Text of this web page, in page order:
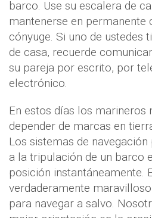
barco. Use su escalera de
mantenerse en permanente
cónyuge. Si uno de ustedes
de casa, recuerde
su pareja por escrito, por
electrónico.
En estos días los marineros
depender de marcas en
Los sistemas de
a la tripulación de un barco
posición instantáneamente.
verdaderamente
para navegar a salvo.